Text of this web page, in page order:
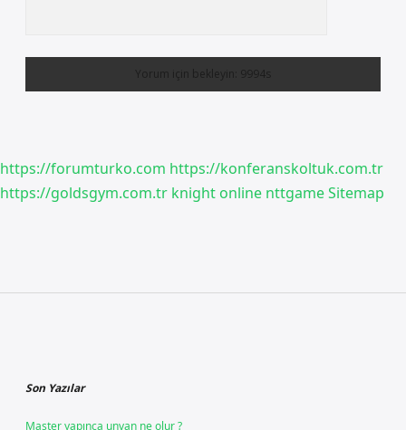
https://forumturko.com https://konferanskoltuk.com.tr
https://goldsgym.com.tr knight online nttgameSitemap
Son Yazılar
Master yapınca unvan ne olur ?